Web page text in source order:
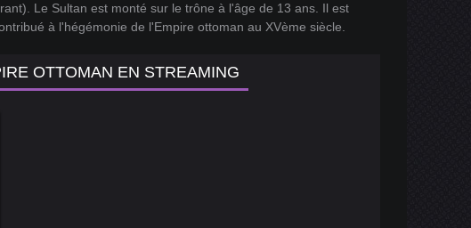
Le Sultan est monté sur le trône à l'âge de 13 ans. Il est
à l'hégémonie de l'Empire ottoman au XVème siècle.
OTTOMAN EN STREAMING